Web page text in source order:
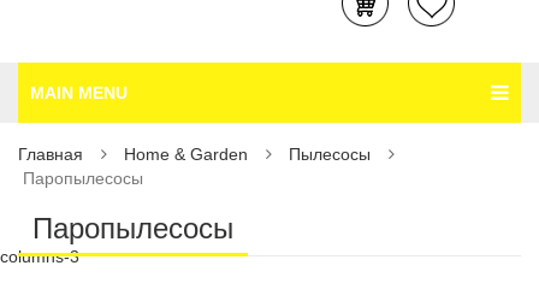
MAIN MENU
Главная Home & Garden
Пылесосы
Паропылесосы
Паропылесосы
columns-3